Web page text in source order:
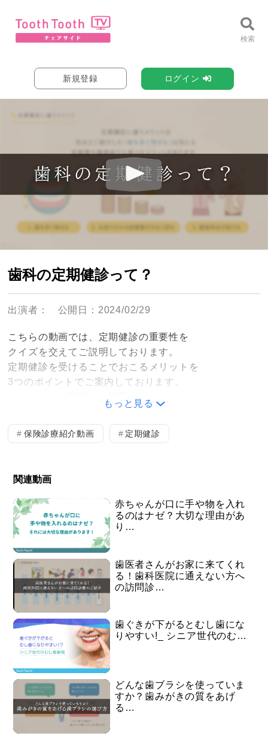
新規登録 ログイン
歯科の定期健診って？
出演者： 公開日：2024/02/29
こちらの動画では、定期健診の重要性を
クイズを交えてご説明しております。
定期健診を受けることでおこるメリットを
3つのポイントでご案内しております。
ぜひこちらの動画をご活用ください！
②定期健診のメリット1〜5
③マイナンバーカードのご案内
もっと見る
保険診療紹介動画 定期健診
関連動画
赤ちゃんが口に手や物を入れ
るのはナゼ？大切な理由があ
り…
歯医者さんがお家に来てくれ
る！歯科医院に通えない方へ
の訪問診…
歯ぐきが下がるとむし歯にな
りやすい!_ シニア世代のむ…
どんな歯ブラシを使っていま
すか？歯みがきの質をあげ
る…